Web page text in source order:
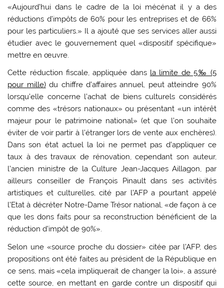
«Aujourd’hui dans le cadre de la loi mécénat il y a des
réductions d’impôts de 60% pour les entreprises et de 66%
pour les particuliers.» Il a ajouté que ses services aller aussi
étudier avec le gouvernement quel «dispositif spécifique»
mettre en œuvre.
Cette réduction fiscale, appliquée dans la limite de 5‰ (5
pour mille)du chiffre d’affaires annuel, peut atteindre 90%
lorsqu’elle concerne l’achat de biens culturels considérés
comme des «trésors nationaux» ou présentant «un intérêt
majeur pour le patrimoine national» (et que l’on souhaite
éviter de voir partir à l’étranger lors de vente aux enchères).
Dans son état actuel la loi ne permet pas d’appliquer ce
taux à des travaux de rénovation, cependant son auteur,
l’ancien ministre de la Culture Jean-Jacques Aillagon, par
ailleurs conseiller de François Pinault dans ses activités
artistiques et culturelles, cité par l’AFP a pourtant appelé
l’Etat à décréter Notre-Dame Trésor national, «de façon à ce
que les dons faits pour sa reconstruction bénéficient de la
réduction d’impôt de 90%».
Selon une «source proche du dossier» citée par l’AFP, des
propositions ont été faites au président de la République en
ce sens, mais «cela impliquerait de changer la loi», a assuré
cette source, en mettant en garde contre un dispositif qui